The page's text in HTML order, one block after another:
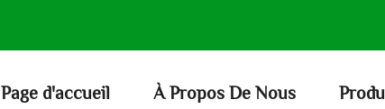
Page d'accueil À Propos De Nous